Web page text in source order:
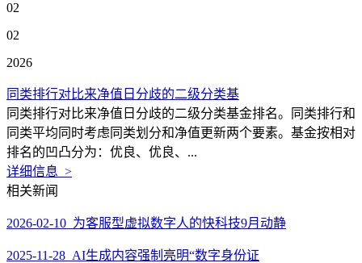
02
02
2026
同类排行对比来净值日分歧的二级分类基
同类排行对比来净值日分歧的二级分类基金排名。同类排行和
同类平均同时考虑同类划分和净值更新两个要素。基金按相对
排名的凹凸分为：优良、优良、...
详细信息 >
相关新闻
2026-02-10 为客服型虚拟数字人的快科技9月动静
2025-11-28 AI生成内容强制亮明“数字身份证